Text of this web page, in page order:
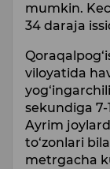
mumkin.
34 daraja
viloyatida
sekundiga
Ayrim
to‘zonlari
metrgacha